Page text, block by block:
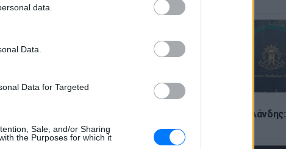
data.
Data.
Data for Targeted
Sale, and/or Sharing
the Purposes for which it
ΕΙΔΗΣΕΙΣ
Μακελειό σε σχολείο της Ταϊλάνδης:
Μαθητής άνοιξε πυρ